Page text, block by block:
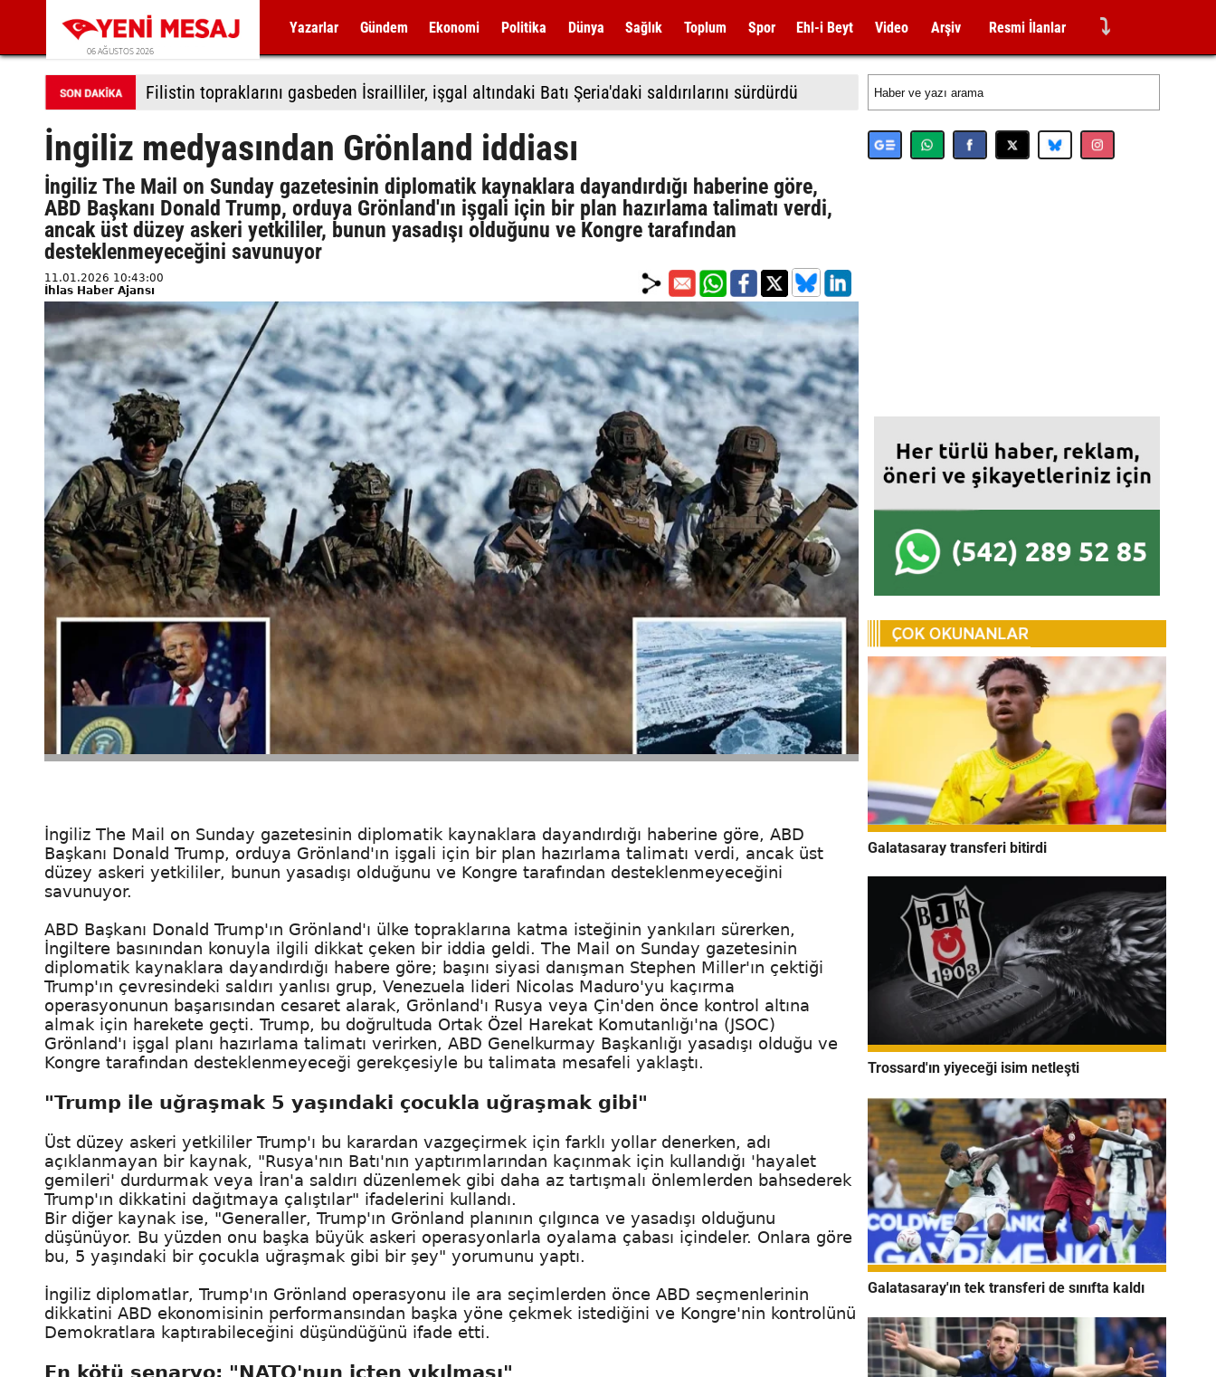
06 AĞUSTOS 2026
Yazarlar Gündem Ekonomi Politika Dünya Sağlık Toplum Spor Ehl-i Beyt Video Arşiv Resmi İlanlar ⤵
Filistin topraklarını gasbeden İsrailliler, işgal altındaki Batı Şeria'daki saldırılarını sürdürdü
İngiliz medyasından Grönland iddiası
İngiliz The Mail on Sunday gazetesinin diplomatik kaynaklara dayandırdığı haberine göre,
ABD Başkanı Donald Trump, orduya Grönland'ın işgali için bir plan hazırlama talimatı verdi,
ancak üst düzey askeri yetkililer, bunun yasadışı olduğunu ve Kongre tarafından
desteklenmeyeceğini savunuyor
11.01.2026 10:43:00
İhlas Haber Ajansı
İngiliz The Mail on Sunday gazetesinin diplomatik kaynaklara dayandırdığı haberine göre, ABD
Başkanı Donald Trump, orduya Grönland'ın işgali için bir plan hazırlama talimatı verdi, ancak üst
düzey askeri yetkililer, bunun yasadışı olduğunu ve Kongre tarafından desteklenmeyeceğini
savunuyor.
ABD Başkanı Donald Trump'ın Grönland'ı ülke topraklarına katma isteğinin yankıları sürerken,
İngiltere basınından konuyla ilgili dikkat çeken bir iddia geldi. The Mail on Sunday gazetesinin
diplomatik kaynaklara dayandırdığı habere göre; başını siyasi danışman Stephen Miller'ın çektiği
Trump'ın çevresindeki saldırı yanlısı grup, Venezuela lideri Nicolas Maduro'yu kaçırma
operasyonunun başarısından cesaret alarak, Grönland'ı Rusya veya Çin'den önce kontrol altına
almak için harekete geçti. Trump, bu doğrultuda Ortak Özel Harekat Komutanlığı'na (JSOC)
Grönland'ı işgal planı hazırlama talimatı verirken, ABD Genelkurmay Başkanlığı yasadışı olduğu ve
Kongre tarafından desteklenmeyeceği gerekçesiyle bu talimata mesafeli yaklaştı.
"Trump ile uğraşmak 5 yaşındaki çocukla uğraşmak gibi"
Üst düzey askeri yetkililer Trump'ı bu karardan vazgeçirmek için farklı yollar denerken, adı
açıklanmayan bir kaynak, "Rusya'nın Batı'nın yaptırımlarından kaçınmak için kullandığı 'hayalet
gemileri' durdurmak veya İran'a saldırı düzenlemek gibi daha az tartışmalı önlemlerden bahsederek
Trump'ın dikkatini dağıtmaya çalıştılar" ifadelerini kullandı.
Bir diğer kaynak ise, "Generaller, Trump'ın Grönland planının çılgınca ve yasadışı olduğunu
düşünüyor. Bu yüzden onu başka büyük askeri operasyonlarla oyalama çabası içindeler. Onlara göre
bu, 5 yaşındaki bir çocukla uğraşmak gibi bir şey" yorumunu yaptı.
İngiliz diplomatlar, Trump'ın Grönland operasyonu ile ara seçimlerden önce ABD seçmenlerinin
dikkatini ABD ekonomisinin performansından başka yöne çekmek istediğini ve Kongre'nin kontrolünü
Demokratlara kaptırabileceğini düşündüğünü ifade etti.
En kötü senaryo: "NATO'nun içten yıkılması"
Galatasaray transferi bitirdi
Trossard'ın yiyeceği isim netleşti
Galatasaray'ın tek transferi de sınıfta kaldı